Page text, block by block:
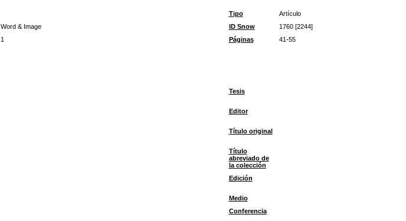
Tipo
Artículo
Word & Image ID Snow
1760 [2244]
1 Páginas
41-55
Tesis
Editor
Título original
Título
abreviado de
la colección
Edición
Medio
Conferencia